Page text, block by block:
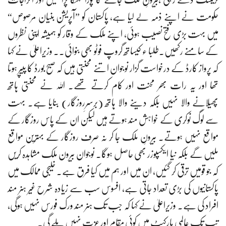
حکومت نے اپنے ذمہ لے لیا ہے، پاکستان کو ”آپریشن بنیان مرصوص“
میں بہت بڑی فتح نصیب ہوئی، اپنے ملک کے وقار کو ہمیشہ اپنی نظروں
کے سامنے رکھیں۔طلبا ء کیساتھ گروپ فوٹو بھی بنوائی۔۔ وزیراعلیٰ نے کہا
کہ پرواز کارڈ کے درخواست گزار نوجوان اتنے محنتی ہیں کہ صبح بورڈ کا پیپر ہوتا
تھا اور یہ رات بھر محنت اور کام کرتے تھے۔ اللہ نے محنتی ہاتھ
پھیلانے والا نہیں بلکہ دینے والا ہاتھ (برسرِروزگار) بنایا ہے۔ بہت
سے لوگ نوکری کے خواہش مند ہوتے ہیں لیکن ان کے پاس روزگار کے
مواقع نہیں ہوتے۔ بیرونِ ملک جا کر نہ صرف روزگار کے بہترین مواقع
ملیں گے بلکہ نیا ایکسپوزر بھی حاصل ہوگا۔ نوجوان بیرون ملک مشاہدہ کریں
کہ جو قومیں ترقی کر گئیں، ان میں اور ہم میں کیا فرق ہے۔ خلیجی ممالک میں
پاکستانیوں کی بڑی تعداد جاتی ہے، افسوس سب سے زیادہ شرح غیر ہنر مند
افراد کی ہے۔ وزیراعلیٰ نے کہا کہ جب تک ہنر مند ورک فورس نہیں ہوگی،
تب تک عالمی مارکیٹ میں کوئی مقام اور عزت نہیں ملے گی۔